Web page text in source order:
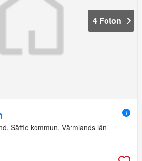
4 Foton
Säffle kommun, Värmlands län